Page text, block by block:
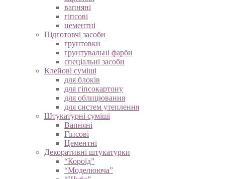
вапняні
гіпсові
цементні
Підготовчі засоби
грунтовки
грунтувальні фарби
спеціальні засоби
Клейові суміші
для блоків
для гіпсокартону
для облицювання
для систем утеплення
Штукатурні суміші
Вапняні
Гіпсові
Цементні
Декоративні штукатурки
“Короїд”
“Моделююча”